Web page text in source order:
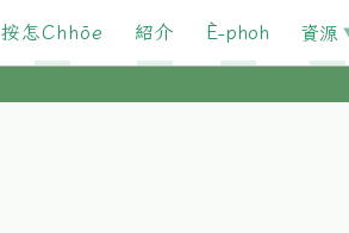
按怎Chhōe 紹介 È-phoh 資源